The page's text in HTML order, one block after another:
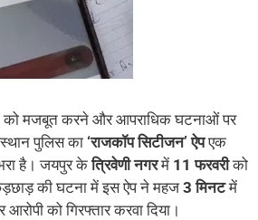
को मजबूत करने और आपराधिक घटनाओं पर
पुलिस का ‘राजकॉप सिटीजन’ऐपएक
है। जयपुर केत्रिवेणी नगरमें 11फरवरीको
की घटना में इस ऐप ने महज 3मिनटमें
को गिरफ्तार करवा दिया।